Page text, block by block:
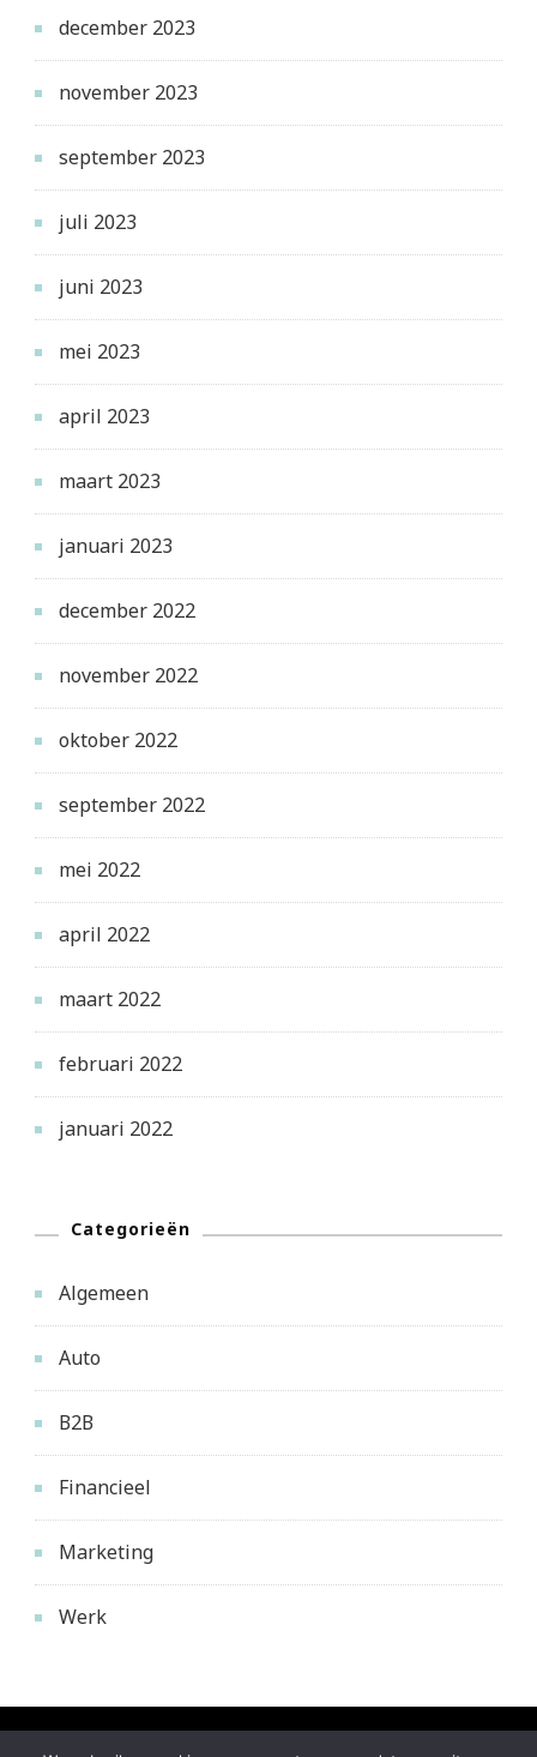
december 2023
november 2023
september 2023
juli 2023
juni 2023
mei 2023
april 2023
maart 2023
januari 2023
december 2022
november 2022
oktober 2022
september 2022
mei 2022
april 2022
maart 2022
februari 2022
januari 2022
Categorieën
Algemeen
Auto
B2B
Financieel
Marketing
Werk